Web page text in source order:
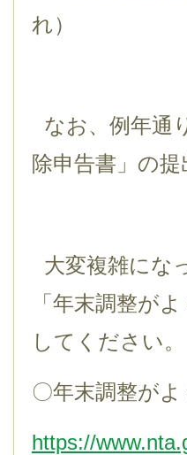
れ）
なお、例年通
除申告書」の提
大変複雑にな
「年末調整が
してください。
〇年末調整が
https://